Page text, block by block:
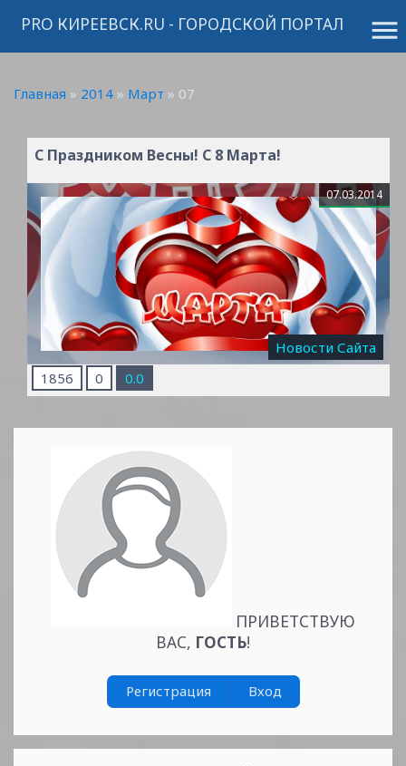
menu
PRO КИРЕЕВСК.RU - ГОРОДСКОЙ ПОРТАЛ
Главная » 2014 » Март » 07
С Праздником Весны! С 8 Марта!
1856 0 0.0
07.03.2014
Новости Сайта
ПРИВЕТСТВУЮ
ВАС, ГОСТЬ!
Регистрация Вход